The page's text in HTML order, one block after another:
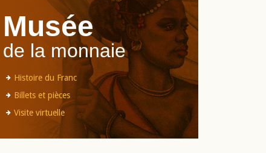
Musée
de la monnaie
Histoire du Franc
Billets et pièces
Visite virtuelle